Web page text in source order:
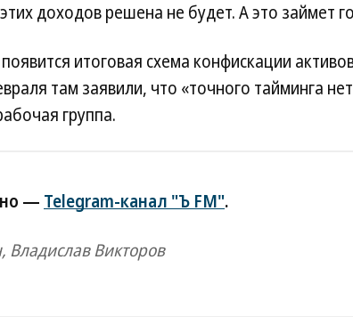
доходов решена не будет. А это займет
итоговая схема конфискации
там заявили, что «точного тайминга
группа.
— Telegram-канал "Ъ FM".
Владислав Викторов